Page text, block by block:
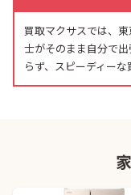
買取マクサスでは、
士がそのまま自分で
らず、スピーディーな